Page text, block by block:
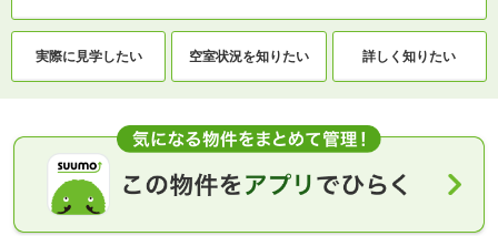
実際に見学したい 空室状況を知りたい 詳しく知りたい